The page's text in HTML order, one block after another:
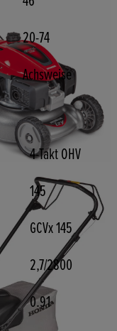
20-74
Achsweise
4-Takt OHV
145
GCVx 145
2,7/2800
0.91